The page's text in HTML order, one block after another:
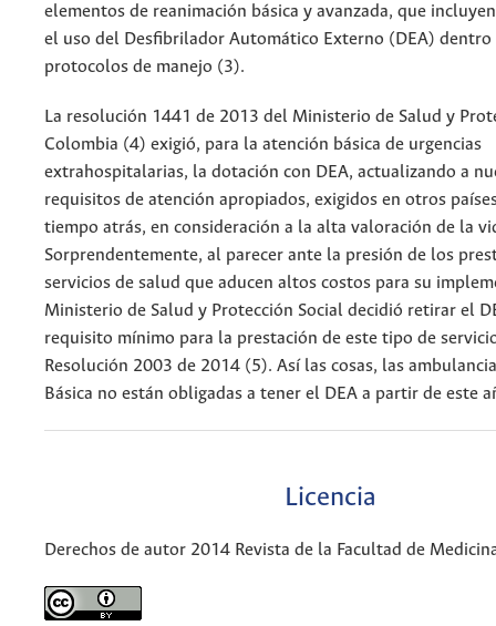
elementos de reanimación básica y avanzada, que
el uso del Desfibrilador Automático Externo (DEA) dentro
protocolos de manejo (3).
La resolución 1441 de 2013 del Ministerio de Salud y
Colombia (4) exigió, para la atención básica de urgencias
extrahospitalarias, la dotación con DEA, actualizando a
requisitos de atención apropiados, exigidos en otros
tiempo atrás, en consideración a la alta valoración de la
Sorprendentemente, al parecer ante la presión de los
servicios de salud que aducen altos costos para su
Ministerio de Salud y Protección Social decidió retirar el
requisito mínimo para la prestación de este tipo de
Resolución 2003 de 2014 (5). Así las cosas, las
Básica no están obligadas a tener el DEA a partir de este
Licencia
Derechos de autor 2014 Revista de la Facultad de